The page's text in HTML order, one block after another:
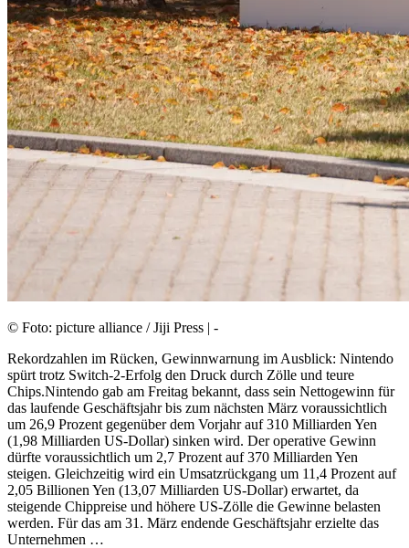
© Foto: picture alliance / Jiji Press | -
Rekordzahlen im Rücken, Gewinnwarnung im Ausblick: Nintendo
spürt trotz Switch-2-Erfolg den Druck durch Zölle und teure
Chips.Nintendo gab am Freitag bekannt, dass sein Nettogewinn für
das laufende Geschäftsjahr bis zum nächsten März voraussichtlich
um 26,9 Prozent gegenüber dem Vorjahr auf 310 Milliarden Yen
(1,98 Milliarden US-Dollar) sinken wird. Der operative Gewinn
dürfte voraussichtlich um 2,7 Prozent auf 370 Milliarden Yen
steigen. Gleichzeitig wird ein Umsatzrückgang um 11,4 Prozent auf
2,05 Billionen Yen (13,07 Milliarden US-Dollar) erwartet, da
steigende Chippreise und höhere US-Zölle die Gewinne belasten
werden. Für das am 31. März endende Geschäftsjahr erzielte das
Unternehmen …